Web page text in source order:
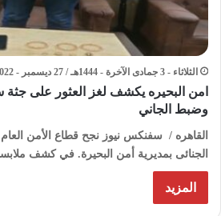
الثلاثاء - 3 جمادى الآخرة - 1444هـ / 27 ديسمبر - 2022م / 4:33 صباحًا
امن البحيره يكشف لغز العثور على جثة
وضبط الجاني
القاهره / سفنكس نيوز نجح قطاع الأمن العام
الجنائى بمديرية أمن البحيرة. في كشف
المزيد